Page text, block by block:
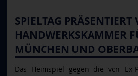
SPIELTAG PRÄSENTIERT
HANDWERKSKAMMER
MÜNCHEN UND
Das Heimspiel gegen die von Ex-